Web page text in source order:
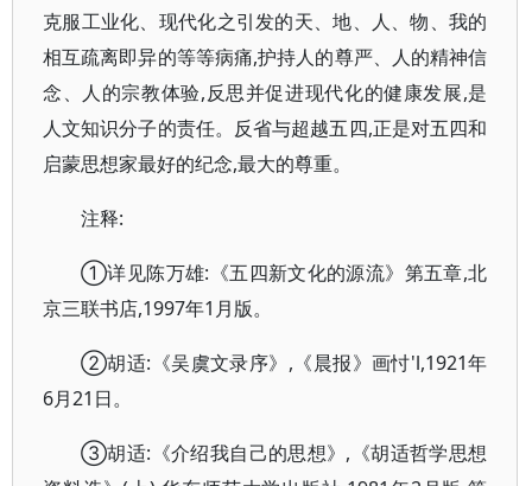
克服工业化、现代化之引发的天、地、人、物、我的
相互疏离即异的等等病痛,护持人的尊严、人的精神信
念、人的宗教体验,反思并促进现代化的健康发展,是
人文知识分子的责任。反省与超越五四,正是对五四和
启蒙思想家最好的纪念,最大的尊重。
注释:
①详见陈万雄:《五四新文化的源流》第五章,北
京三联书店,1997年1月版。
②胡适:《吴虞文录序》,《晨报》画忖'l,1921年
6月21日。
③胡适:《介绍我自己的思想》,《胡适哲学思想